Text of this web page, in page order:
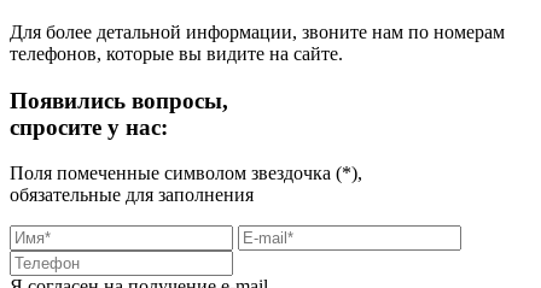
Для более детальной информации, звоните нам по номерам
телефонов, которые вы видите на сайте.
Появились вопросы,
спросите у нас:
Поля помеченные символом звездочка (*),
обязательные для заполнения